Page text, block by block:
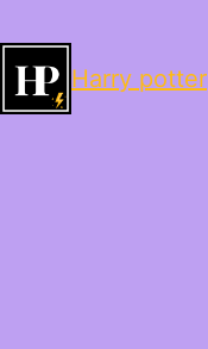
Harry potter